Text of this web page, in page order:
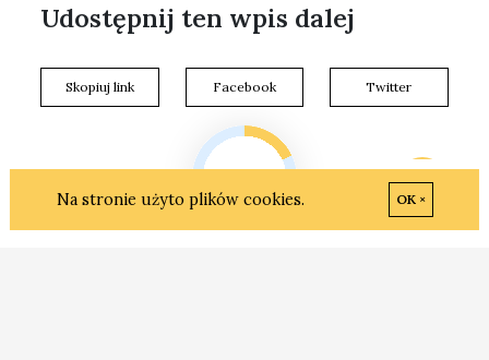
♡ 5
Udostępnij ten wpis dalej
Skopiuj link Facebook Twitter
Na stronie użyto plików cookies. OK ×